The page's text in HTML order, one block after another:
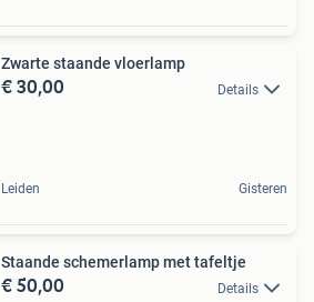
Zwarte staande vloerlamp
€ 30,00 Details
Leiden Gisteren
Staande schemerlamp met tafeltje
€ 50,00 Details